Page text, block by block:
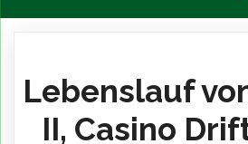
Lebenslauf
II, Casino